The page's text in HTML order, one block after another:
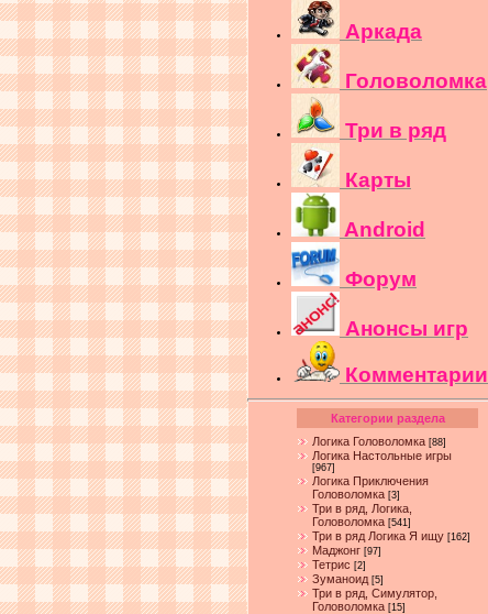
Аркада
Головоломка
Три в ряд
Карты
Android
Форум
Анонсы игр
Комментарии
Категории раздела
Логика Головоломка [88]
Логика Настольные игры
[967]
Логика Приключения
Головоломка [3]
Три в ряд, Логика,
Головоломка [541]
Три в ряд Логика Я ищу [162]
Маджонг [97]
Тетрис [2]
Зуманоид [5]
Три в ряд, Симулятор,
Головоломка [15]